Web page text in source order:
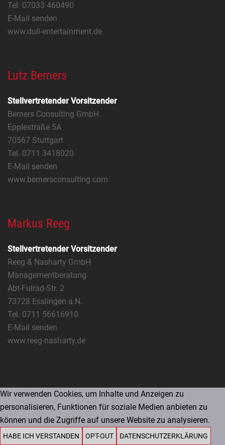
Tel. 07033 460490
E-Mail senden
www.dull-entertainment.de
Lutz Berners
Stellvertretender Vorsitzender
Berners Consulting GmbH
Epplestraße 5A
70567 Stuttgart
Tel. 0711 3418020
E-Mail senden
www.bernersconsulting.com
Markus Reeg
Stellvertretender Vorsitzender
Reeg & Nasharty GmbH
Managementberatung
Abt-Fulrad-Str. 2
73728 Esslingen a.N.
Tel. 0711 56616910
E-Mail senden
www.reeg-nasharty.de
Wir verwenden Cookies, um Inhalte und Anzeigen zu
personalisieren, Funktionen für soziale Medien anbieten zu
können und die Zugriffe auf unsere Website zu analysieren.
HABE ICH VERSTANDEN OPT-OUT DATENSCHUTZERKLÄRUNG